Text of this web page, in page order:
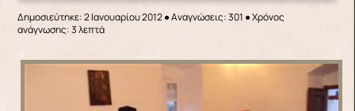
Δημοσιεύτηκε: 2 Ιανουαρίου 2012●Αναγνώσεις: 301 ● Χρόνος
ανάγνωσης: 3 λεπτά